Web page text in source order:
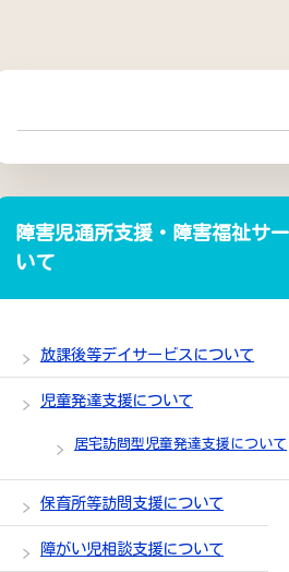
障害児通所支援・障害福祉サ
いて
放課後等デイサービスについて
児童発達支援について
居宅訪問型児童発達支援について
保育所等訪問支援について
障がい児相談支援について